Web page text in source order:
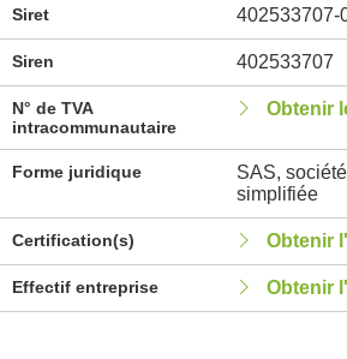
Siret 402533707-
Siren 402533707
N° de TVA
intracommunautaire
Obtenir
Forme juridique
SAS,
simplifiée
Certification(s) Obtenir
Effectif entreprise Obtenir